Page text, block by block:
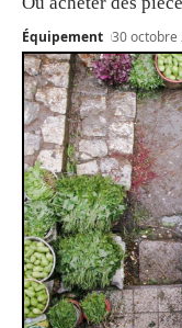
Équipement 30 octobre